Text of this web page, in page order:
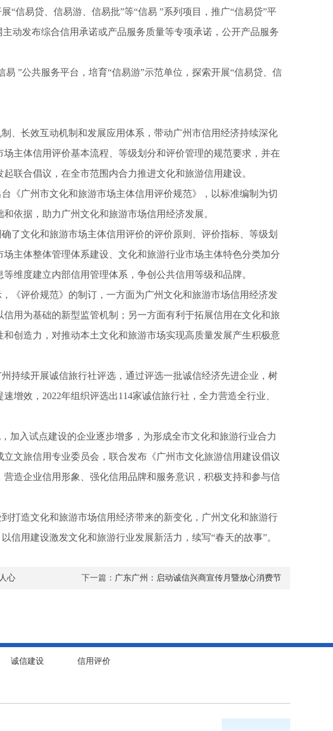
易贷、信易游、信易批”等“信易 ”系列项目，推广“信易贷”平
动发布综合信用承诺或产品服务质量等专项承诺，公开产品服务
”公共服务平台，培育“信易游”示范单位，探索开展“信易贷、信
长效互动机制和发展应用体系，带动广州市信用经济持续深化
主体信用评价基本流程、等级划分和评价管理的规范要求，并在
联合倡议，在全市范围内合力推进文化和旅游信用建设。
广州市文化和旅游市场主体信用评价规范》，以标准编制为切
依据，助力广州文化和旅游市场信用经济发展。
文化和旅游市场主体信用评价的评价原则、评价指标、等级划
主体整体管理体系建设、文化和旅游行业市场主体特色分类加分
维度建立内部信用管理体系，争创公共信用等级和品牌。
评价规范》的制订，一方面为广州文化和旅游市场信用经济发
用为基础的新型监管机制；另一方面有利于拓展信用在文化和旅
创造力，对推动本土文化和旅游市场实现高质量发展产生积极意
续开展诚信旅行社评选，通过评选一批诚信经济先进企业，树
增效，2022年组织评选出114家诚信旅行社，全力营造全行业、
入试点建设的企业逐步增多，为形成全市文化和旅游行业合力
文旅信用专业委员会，联合发布《广州市文化旅游信用建设倡议
造企业信用形象、强化信用品牌和服务意识，积极支持和参与信
造文化和旅游市场信用经济带来的新变化，广州文化和旅游行
信用建设激发文化和旅游行业发展新活力，续写“春天的故事”。
下一篇： 广东广州：启动诚信兴商宣传月暨放心消费节
心
诚信建设 信用评价